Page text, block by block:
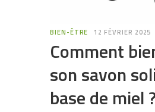
BIEN-ÊTRE 12 FÉVRIER 2025
Comment
son savon
base de miel